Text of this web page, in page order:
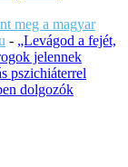
meg a magyar
- „Levágod a fejét,
jelennek
pszichiáterrel
dolgozók